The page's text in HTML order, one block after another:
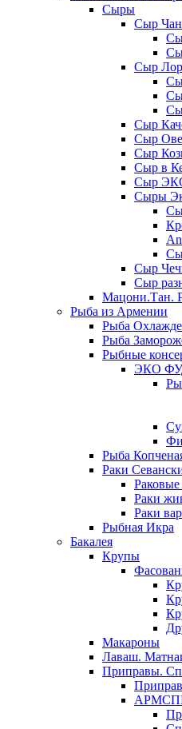
Сыры
Сыр
Сыр
Сыр
Сыр
Сыр
Сыр в
Сыр
Сыры
Сыр
Сыр
Мацони.Тан.
Рыба из Армении
Рыба
Рыба
Рыбные
ЭКО
Рыба
Раки
Раки
Раки
Рыбная Икра
Бакалея
Крупы
Макароны
Лаваш.
Приправы.